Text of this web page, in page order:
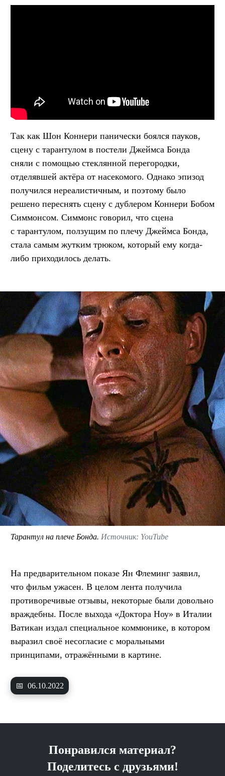
Так как Шон Коннери панически боялся пауков,
сцену с тарантулом в постели Джеймса Бонда
сняли с помощью стеклянной перегородки,
отделявшей актёра от насекомого. Однако эпизод
получился нереалистичным, и поэтому было
решено переснять сцену с дублером Коннери Бобом
Симмонсом. Симмонс говорил, что сцена
с тарантулом, ползущим по плечу Джеймса Бонда,
стала самым жутким трюком, который ему когда-
либо приходилось делать.
Тарантул на плече Бонда. Источник: YouTube
На предварительном показе Ян Флеминг заявил,
что фильм ужасен. В целом лента получила
противоречивые отзывы, некоторые были довольно
враждебны. После выхода «Доктора Ноу» в Италии
Ватикан издал специальное коммюнике, в котором
выразил своё несогласие с моральными
принципами, отражёнными в картине.
📅 06.10.2022
Понравился материал?
Поделитесь с друзьями!